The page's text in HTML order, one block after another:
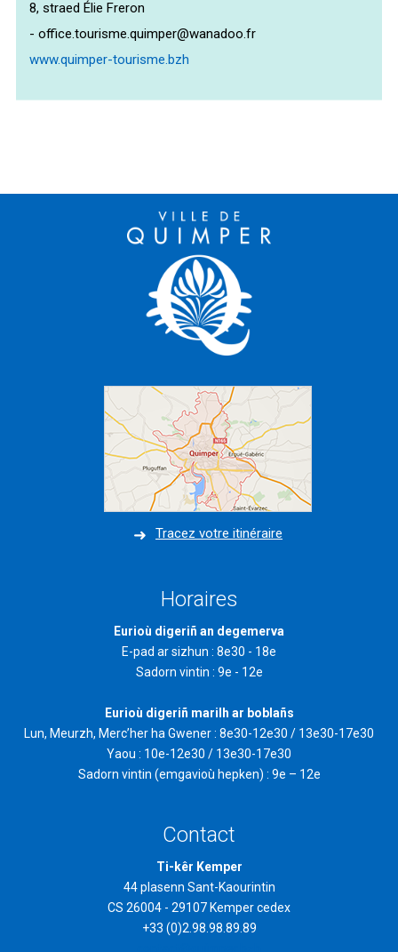
8, straed Élie Freron
- office.tourisme.quimper@wanadoo.fr
www.quimper-tourisme.bzh
Tracez votre itinéraire
Horaires
Eurioù digeriñ an degemerva
E-pad ar sizhun : 8e30 - 18e
Sadorn vintin : 9e - 12e
Eurioù digeriñ marilh ar boblañs
Lun, Meurzh, Merc’her ha Gwener : 8e30-12e30 / 13e30-17e30
Yaou : 10e-12e30 / 13e30-17e30
Sadorn vintin (emgavioù hepken) : 9e – 12e
Contact
Ti-kêr Kemper
44 plasenn Sant-Kaourintin
CS 26004 - 29107 Kemper cedex
+33 (0)2.98.98.89.89